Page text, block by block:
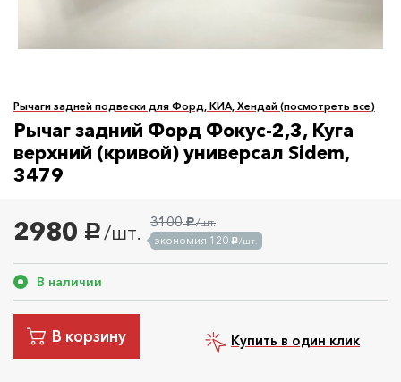
Рычаги задней подвески для Форд, КИА, Хендай (посмотреть все)
Рычаг задний Форд Фокус-2,3, Куга
верхний (кривой) универсал Sidem,
3479
2980 руб. /шт. 3100руб./шт.
экономия 120 руб./шт.
В наличии
В корзину Купить в один клик